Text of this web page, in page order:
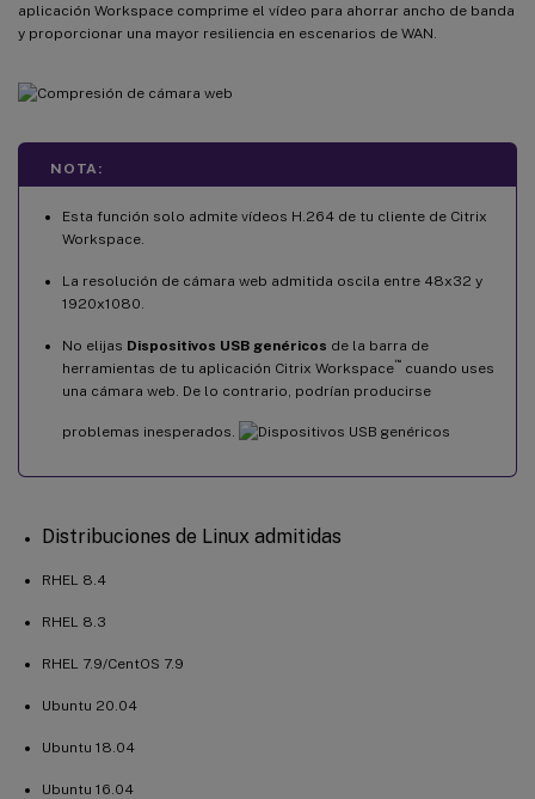
aplicación Workspace comprime el vídeo para ahorrar ancho de banda
y proporcionar una mayor resiliencia en escenarios de WAN.
NOTA:
Esta función solo admite vídeos H.264 de tu cliente de Citrix
Workspace.
La resolución de cámara web admitida oscila entre 48x32 y
1920x1080.
No elijas Dispositivos USB genéricos de la barra de
herramientas de tu aplicación Citrix Workspace™
cuando uses
una cámara web. De lo contrario, podrían producirse
problemas inesperados.
Distribuciones de Linux admitidas
RHEL 8.4
RHEL 8.3
RHEL 7.9/CentOS 7.9
Ubuntu 20.04
Ubuntu 18.04
Ubuntu 16.04